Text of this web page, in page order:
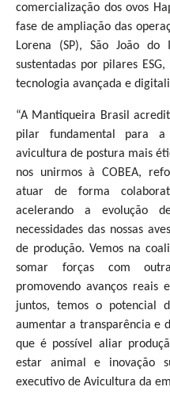
comercialização dos ovos
fase de ampliação das
Lorena (SP), São João do
sustentadas por pilares
tecnologia avançada e
“A Mantiqueira Brasil
pilar fundamental para
avicultura de postura mais
nos unirmos à COBEA,
atuar de forma
acelerando a evolução
necessidades das nossas
de produção. Vemos na
somar forças com
promovendo avanços reais
juntos, temos o potencial
aumentar a transparência e
que é possível aliar
estar animal e inovação
executivo de Avicultura da